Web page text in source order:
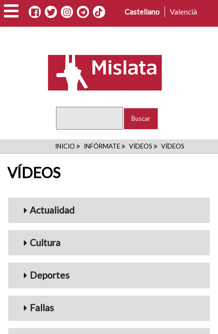
Pasar
al
contenido
Castellano Valencià
RUTA
INICIO INFÓRMATE VÍDEOS VÍDEOS
VÍDEOS
Menu_Videos
Actualidad
Cultura
Deportes
Fallas